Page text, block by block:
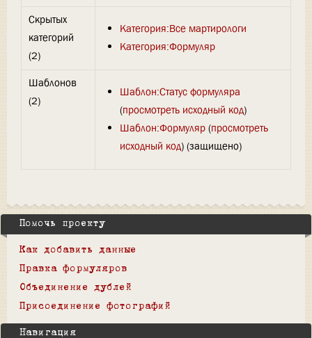
Скрытых
категорий
(2)
Категория:Все мартирологи
Категория:Формуляр
Шаблонов
(2)
Шаблон:Статус формуляра
(просмотреть исходный код)
Шаблон:Формуляр(просмотреть
исходный код) (защищено)
Помочь проекту
Как добавить данные
Правка формуляров
Объединение дублей
Присоединение фотографий
Навигация